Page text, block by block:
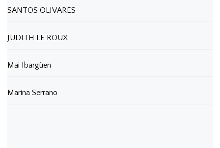
SANTOS OLIVARES
JUDITH LE ROUX
Mai Ibargüen
Marina Serrano